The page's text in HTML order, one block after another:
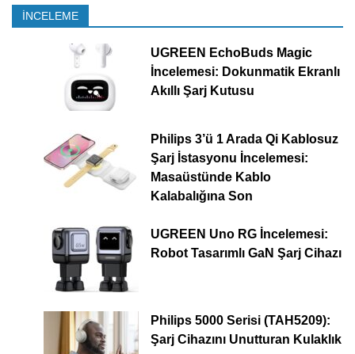
İNCELEME
UGREEN EchoBuds Magic
İncelemesi: Dokunmatik Ekranlı
Akıllı Şarj Kutusu
Philips 3’ü 1 Arada Qi Kablosuz
Şarj İstasyonu İncelemesi:
Masaüstünde Kablo
Kalabalığına Son
UGREEN Uno RG İncelemesi:
Robot Tasarımlı GaN Şarj Cihazı
Philips 5000 Serisi (TAH5209):
Şarj Cihazını Unutturan Kulaklık